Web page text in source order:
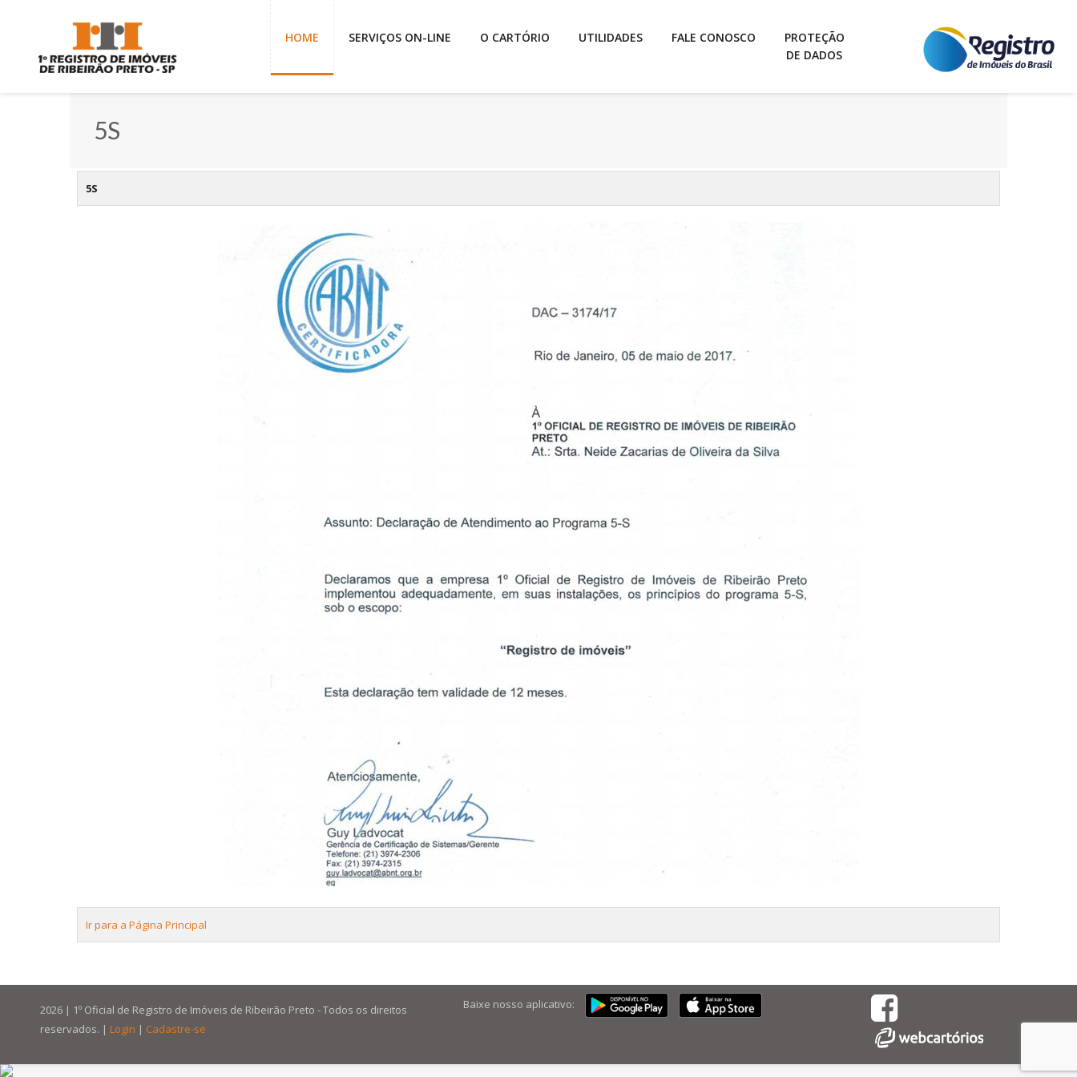
HOME SERVIÇOS ON-LINE O CARTÓRIO UTILIDADES FALE CONOSCO
PROTEÇÃO
DE DADOS
5S
5S
Ir para a Página Principal
2026 | 1º Oficial de Registro de Imóveis de Ribeirão Preto - Todos os direitos
reservados. | Login | Cadastre-se
Baixe nosso aplicativo: